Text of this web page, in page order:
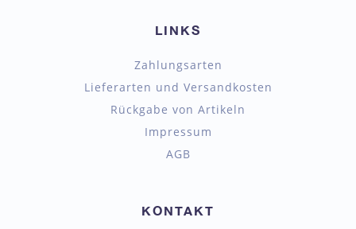
LINKS
Zahlungsarten
Lieferarten und Versandkosten
Rückgabe von Artikeln
Impressum
AGB
KONTAKT